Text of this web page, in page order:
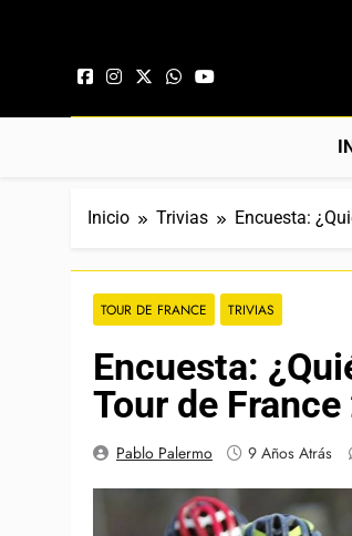
Inicio Trivias Encuesta:
TOUR DE FRANCE TRIVIAS
Encuesta:
Tour de
Pablo Palermo 9 Años Atrás